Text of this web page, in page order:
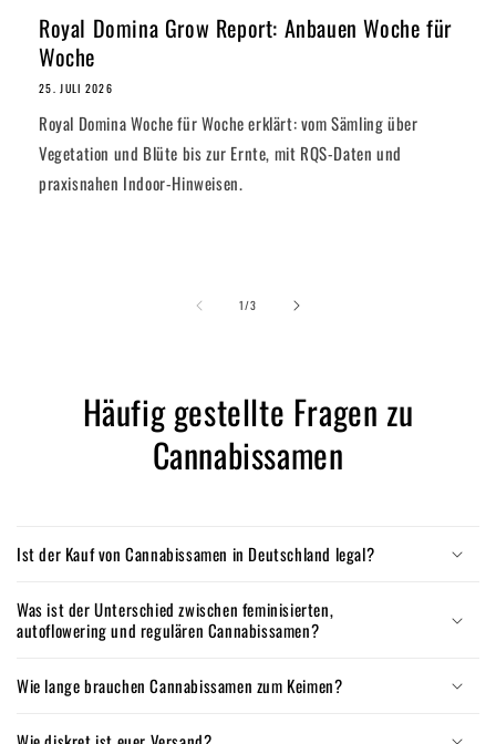
Royal Domina Grow Report: Anbauen Woche für
Woche
25. JULI 2026
Royal Domina Woche für Woche erklärt: vom Sämling über
Vegetation und Blüte bis zur Ernte, mit RQS-Daten und
praxisnahen Indoor-Hinweisen.
1/von
3
Häufig gestellte Fragen zu
Cannabissamen
Ist der Kauf von Cannabissamen in Deutschland legal?
Was ist der Unterschied zwischen feminisierten,
autoflowering und regulären Cannabissamen?
Wie lange brauchen Cannabissamen zum Keimen?